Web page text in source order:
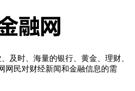
及时、海量的银行、黄金、理财、
网民对财经新闻和金融信息的需